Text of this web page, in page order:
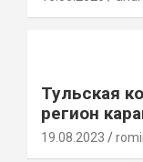
Тульская
регион
19.08.2023